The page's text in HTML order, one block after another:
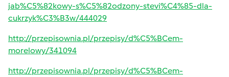
jab%C5%82kowy-s%C5%82odzony-stevi%C4%85-dla-
cukrzyk%C3%B3w/444029
http://przepisownia.pl/przepisy/d%C5%BCem-
morelowy/341094
http://przepisownia.pl/przepisy/d%C5%BCem-